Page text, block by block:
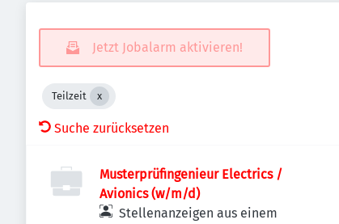
Jetzt Jobalarm aktivieren!
Teilzeit
Suche zurücksetzen
Musterprüfingenieur Electrics /
Avionics (w/m/d)
Stellenanzeigen aus einem